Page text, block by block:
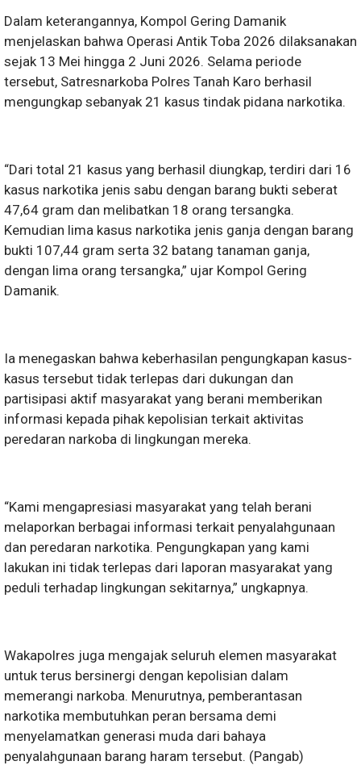
Dalam keterangannya, Kompol Gering Damanik
menjelaskan bahwa Operasi Antik Toba 2026 dilaksanakan
sejak 13 Mei hingga 2 Juni 2026. Selama periode
tersebut, Satresnarkoba Polres Tanah Karo berhasil
mengungkap sebanyak 21 kasus tindak pidana narkotika.
“Dari total 21 kasus yang berhasil diungkap, terdiri dari 16
kasus narkotika jenis sabu dengan barang bukti seberat
47,64 gram dan melibatkan 18 orang tersangka.
Kemudian lima kasus narkotika jenis ganja dengan barang
bukti 107,44 gram serta 32 batang tanaman ganja,
dengan lima orang tersangka,” ujar Kompol Gering
Damanik.
Ia menegaskan bahwa keberhasilan pengungkapan kasus-
kasus tersebut tidak terlepas dari dukungan dan
partisipasi aktif masyarakat yang berani memberikan
informasi kepada pihak kepolisian terkait aktivitas
peredaran narkoba di lingkungan mereka.
“Kami mengapresiasi masyarakat yang telah berani
melaporkan berbagai informasi terkait penyalahgunaan
dan peredaran narkotika. Pengungkapan yang kami
lakukan ini tidak terlepas dari laporan masyarakat yang
peduli terhadap lingkungan sekitarnya,” ungkapnya.
Wakapolres juga mengajak seluruh elemen masyarakat
untuk terus bersinergi dengan kepolisian dalam
memerangi narkoba. Menurutnya, pemberantasan
narkotika membutuhkan peran bersama demi
menyelamatkan generasi muda dari bahaya
penyalahgunaan barang haram tersebut. (Pangab)